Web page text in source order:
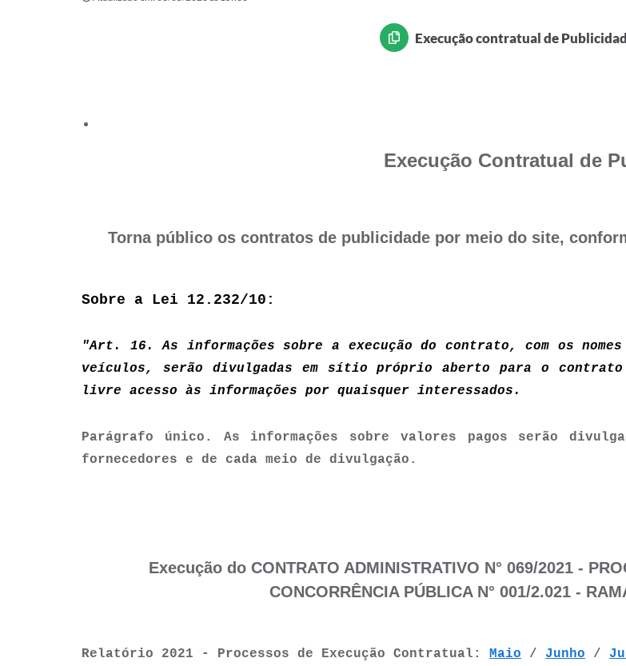
Execução contratual de
Execução Contratual de
Torna público os contratos de publicidade por meio do site,
Sobre a Lei 12.232/10:
"Art. 16. As informações sobre a execução do contrato, com os
veículos, serão divulgadas em sítio próprio aberto para o contrato
livre acesso às informações por quaisquer interessados.
Parágrafo único. As informações sobre valores pagos serão
fornecedores e de cada meio de divulgação.
Execução do CONTRATO ADMINISTRATIVO N° 069/2021 -
CONCORRÊNCIA PÚBLICA N° 001/2.021 -
Relatório 2021 - Processos de Execução Contratual: Maio / Junho /